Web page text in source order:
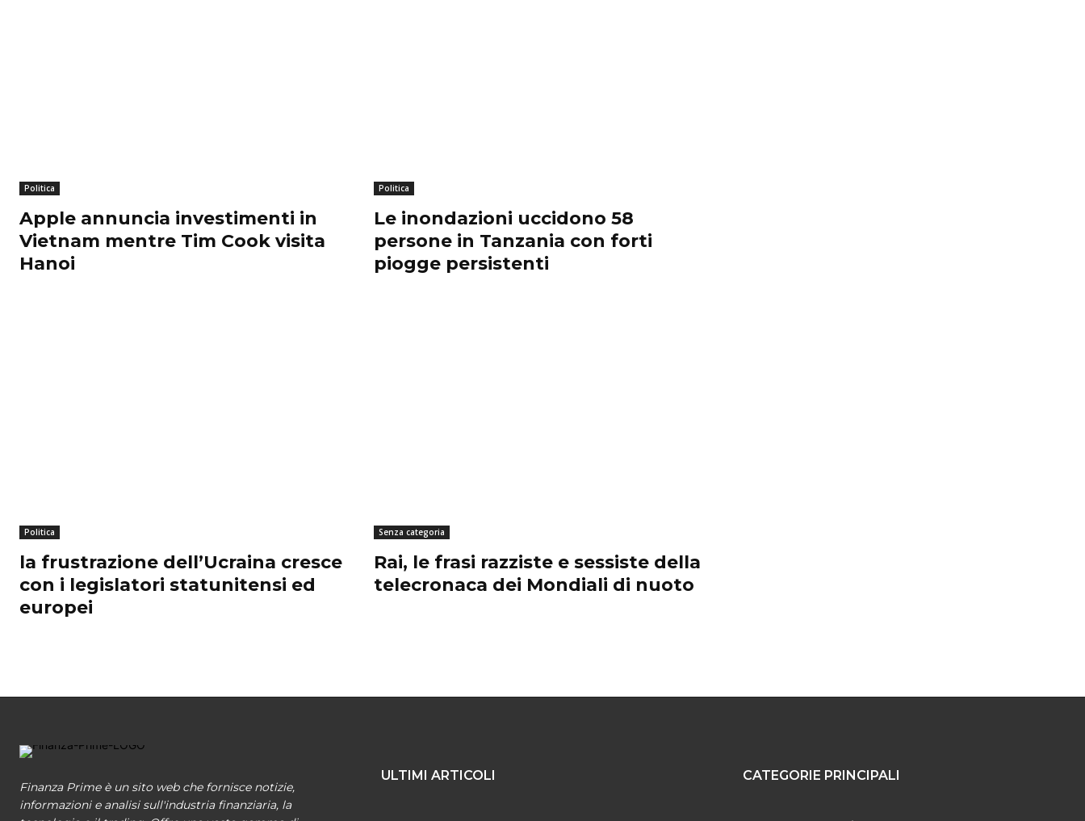
Politica
Apple annuncia investimenti in
Vietnam mentre Tim Cook visita
Hanoi
Politica
Le inondazioni uccidono 58
persone in Tanzania con forti
piogge persistenti
Politica
la frustrazione dell’Ucraina cresce
con i legislatori statunitensi ed
europei
Senza categoria
Rai, le frasi razziste e sessiste della
telecronaca dei Mondiali di nuoto
Finanza Prime è un sito web che fornisce notizie,
informazioni e analisi sull'industria finanziaria, la
ULTIMI ARTICOLI CATEGORIE PRINCIPALI